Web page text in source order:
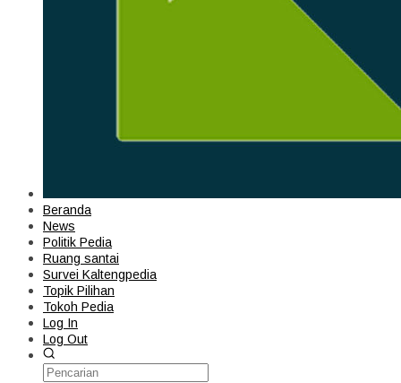
Beranda
News
Politik Pedia
Ruang santai
Survei Kaltengpedia
Topik Pilihan
Tokoh Pedia
Log In
Log Out